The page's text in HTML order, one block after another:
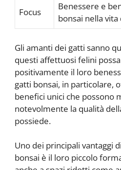
Focus
Benessere e
bonsai nella
Gli amanti dei gatti sanno
questi affettuosi felini
positivamente il loro
gatti bonsai, in particolare,
benefici unici che possono
notevolmente la qualità
possiede.
Uno dei principali vantaggi
bonsai è il loro piccolo